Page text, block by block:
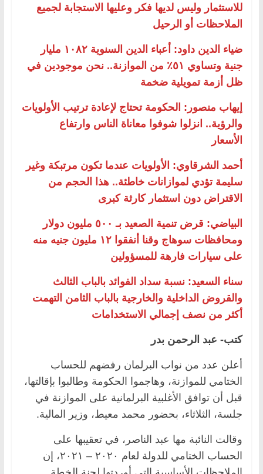
للاستثمار وليس لديها فكر وعليها الاستجابة لجميع
الملاحظات أو الرحيل
ضياء الدين داود: أعباء الدين السنوية ١٠٨٢ مليار
جنية وتساوي ٥١٪ من الموازنة.. نحن موجودين في
ظل أزمة تمويلية ضخمة
إيهاب منصور: الحكومة تحتاج لإعادة ترتيب الأولويات
والرؤية.. انزلوا شوفوا معاناة الناس وارتفاع
الأسعار
أحمد الشرقاوي: الأولويات عندما تكون مرتبكة وغير
سليمة تؤدي لموازانات خاطئة.. هذا الحجم من
الاقتراض دون استثمار كارثة كبرى
البياضي: قرض تنمية الصعيد بـ ٥٠٠ مليون دولار
ومحافظات سوهاج وقنا أنفقوا ١٢ مليون جنيه منه
على سيارات فارهة للمسؤولين
سناء السعيد: نسبة سداد الفوائد بالباب الثالث
والقروض الداخلية والخارجية بالباب الثامن التهمت
أكثر من نصف إجمالي الاستخدامات
كتب- عبد الرحمن بدر
أعلن عدد من نواب البرلمان رفضهم للحساب
الختامي للموازنة، وهاجموا الحكومة وطالبوا بإقالتها،
قبل أن توافق الأغلبية البرلمانية على الموازنة في
جلسة، الثلاثاء، بحضور محمد معيط، وزير المالية.
وقالت النائبة مها عبد الناصر، في تعقيبها على
الحساب الختامي للدولة لعام ٢٠٢٠ – ٢٠٢١، إن